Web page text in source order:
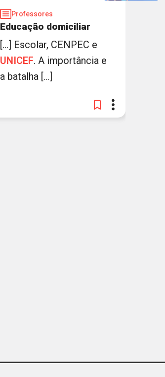
Professores
Educação domiciliar
[...] Escolar, CENPEC e
UNICEF. A importância e
a batalha [...]